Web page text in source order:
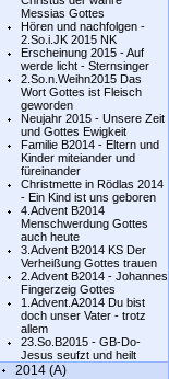
Messias Gottes
Hören und nachfolgen -
2.So.i.JK 2015 NK
Erscheinung 2015 - Auf
werde licht - Sternsinger
2.So.n.Weihn2015 Das
Wort Gottes ist Fleisch
geworden
Neujahr 2015 - Unsere Zeit
und Gottes Ewigkeit
Familie B2014 - Eltern und
Kinder miteiander und
füreinander
Christmette in Rödlas 2014
- Ein Kind ist uns geboren
4.Advent B2014
Menschwerdung Gottes
auch heute
3.Advent B2014 KS Der
Verheißung Gottes trauen
2.Advent B2014 - Johannes
Fingerzeig Gottes
1.Advent.A2014 Du bist
doch unser Vater - trotz
allem
23.So.B2015 - GB-Do-
Jesus seufzt und heilt
2014 (A)